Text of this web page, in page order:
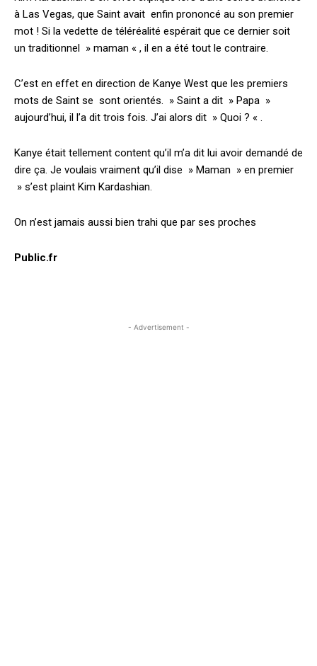
à Las Vegas, que Saint avait enfin prononcé au son premier
mot ! Si la vedette de téléréalité espérait que ce dernier soit
un traditionnel » maman « , il en a été tout le contraire.
C’est en effet en direction de Kanye West que les premiers
mots de Saint se sont orientés. » Saint a dit » Papa »
aujourd’hui, il l’a dit trois fois. J’ai alors dit » Quoi ? « .
Kanye était tellement content qu’il m’a dit lui avoir demandé de
dire ça. Je voulais vraiment qu’il dise » Maman » en premier
» s’est plaint Kim Kardashian.
On n’est jamais aussi bien trahi que par ses proches
Public.fr
- Advertisement -